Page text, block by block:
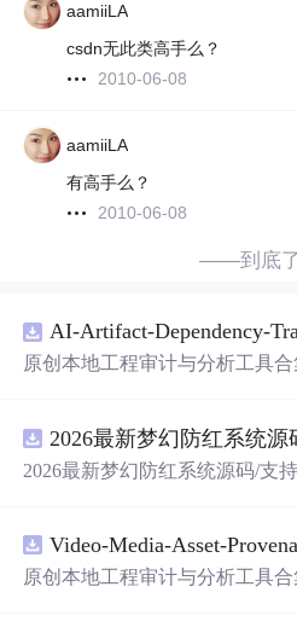
aamiiLA
csdn无此类高手么？
2010-06-08
aamiiLA
有高手么？
2010-06-08
——到底
原创本地工程审计与分析工具
README、运行说明、功能清
权声明。解压后进入project目录
目源码、Logo、官方截图、论
材。适合前端开发、AI应用工
2026最新梦幻防红系统
2026最新梦幻防红系统源码/支持抖音圆码
据统计，多维度分析报表 • 积分
原创本地工程审计与分析工具